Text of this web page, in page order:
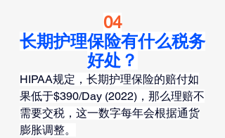
04
长期护理保险有什么税务
好处？
HIPAA规定，长期护理保险的赔付如
果低于$390/Day (2022)，那么理赔不
需要交税，这一数字每年会根据通货
膨胀调整。